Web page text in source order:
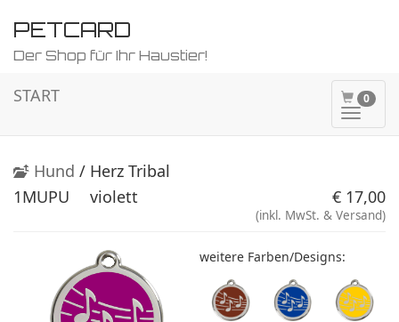
PETCARD
Der Shop für Ihr Haustier!
0
ein-/
START
Hund / Herz Tribal
1MUPU
violett € 17,00
(inkl. MwSt. & Versand)
weitere Farben/Designs: